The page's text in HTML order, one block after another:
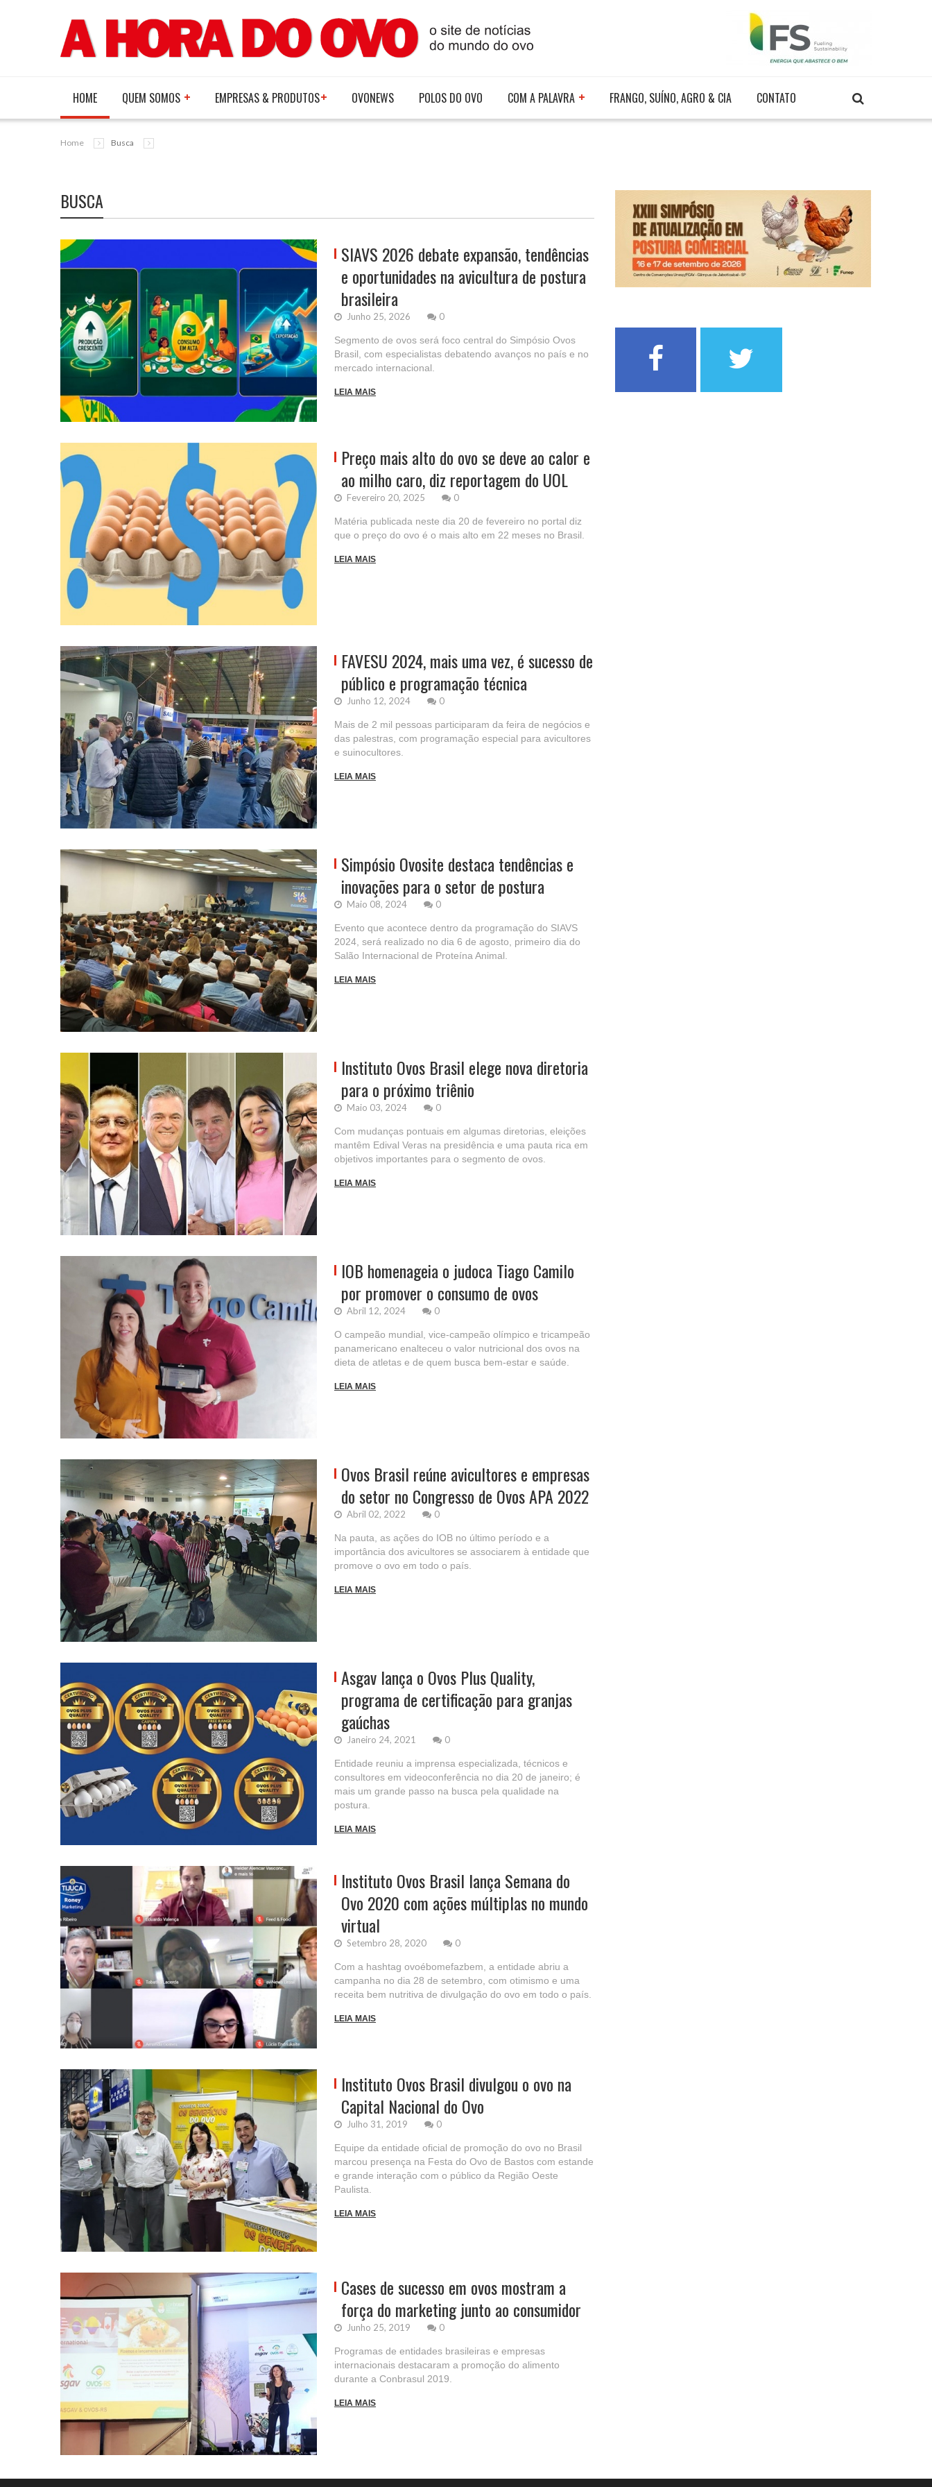
HOME QUEM SOMOS EMPRESAS & PRODUTOS OVONEWS POLOS DO OVO COM A PALAVRA FRANGO, SUÍNO, AGRO & CIA CONTATO
Home Busca
BUSCA
SIAVS 2026 debate expansão, tendências
e oportunidades na avicultura de postura
brasileira
Junho 25, 2026 0
Segmento de ovos será foco central do Simpósio Ovos
Brasil, com especialistas debatendo avanços no país e no
mercado internacional.
LEIA MAIS
Preço mais alto do ovo se deve ao calor e
ao milho caro, diz reportagem do UOL
Fevereiro 20, 2025 0
Matéria publicada neste dia 20 de fevereiro no portal diz
que o preço do ovo é o mais alto em 22 meses no Brasil.
LEIA MAIS
FAVESU 2024, mais uma vez, é sucesso de
público e programação técnica
Junho 12, 2024 0
Mais de 2 mil pessoas participaram da feira de negócios e
das palestras, com programação especial para avicultores
e suinocultores.
LEIA MAIS
Simpósio Ovosite destaca tendências e
inovações para o setor de postura
Maio 08, 2024 0
Evento que acontece dentro da programação do SIAVS
2024, será realizado no dia 6 de agosto, primeiro dia do
Salão Internacional de Proteína Animal.
LEIA MAIS
Instituto Ovos Brasil elege nova diretoria
para o próximo triênio
Maio 03, 2024 0
Com mudanças pontuais em algumas diretorias, eleições
mantêm Edival Veras na presidência e uma pauta rica em
objetivos importantes para o segmento de ovos.
LEIA MAIS
IOB homenageia o judoca Tiago Camilo
por promover o consumo de ovos
Abril 12, 2024 0
O campeão mundial, vice-campeão olímpico e tricampeão
panamericano enalteceu o valor nutricional dos ovos na
dieta de atletas e de quem busca bem-estar e saúde.
LEIA MAIS
Ovos Brasil reúne avicultores e empresas
do setor no Congresso de Ovos APA 2022
Abril 02, 2022 0
Na pauta, as ações do IOB no último período e a
importância dos avicultores se associarem à entidade que
promove o ovo em todo o país.
LEIA MAIS
Asgav lança o Ovos Plus Quality,
programa de certificação para granjas
gaúchas
Janeiro 24, 2021 0
Entidade reuniu a imprensa especializada, técnicos e
consultores em videoconferência no dia 20 de janeiro; é
mais um grande passo na busca pela qualidade na
postura.
LEIA MAIS
Instituto Ovos Brasil lança Semana do
Ovo 2020 com ações múltiplas no mundo
virtual
Setembro 28, 2020 0
Com a hashtag ovoébomefazbem, a entidade abriu a
campanha no dia 28 de setembro, com otimismo e uma
receita bem nutritiva de divulgação do ovo em todo o país.
LEIA MAIS
Instituto Ovos Brasil divulgou o ovo na
Capital Nacional do Ovo
Julho 31, 2019 0
Equipe da entidade oficial de promoção do ovo no Brasil
marcou presença na Festa do Ovo de Bastos com estande
e grande interação com o público da Região Oeste
Paulista.
LEIA MAIS
Cases de sucesso em ovos mostram a
força do marketing junto ao consumidor
Junho 25, 2019 0
Programas de entidades brasileiras e empresas
internacionais destacaram a promoção do alimento
durante a Conbrasul 2019.
LEIA MAIS